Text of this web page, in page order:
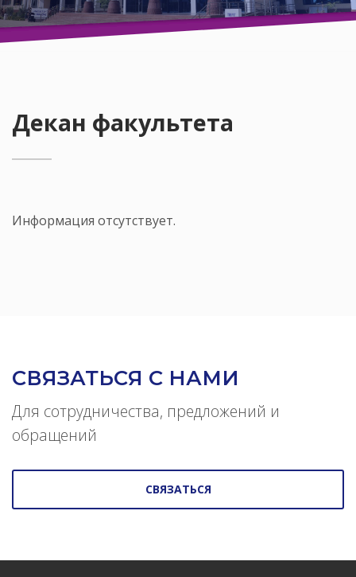
Декан факультета
Информация отсутствует.
СВЯЗАТЬСЯ С НАМИ
Для сотрудничества, предложений и
обращений
СВЯЗАТЬСЯ